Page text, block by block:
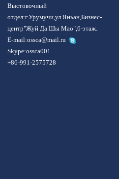
Выстовочный
отдел:г.Урумучи,ул.Яньан,Бизнес-
центр"Жуй Да Шы Мао",6-этаж.
E-mail:ossca@mail.ru
Skype:ossca001
+86-991-2575728